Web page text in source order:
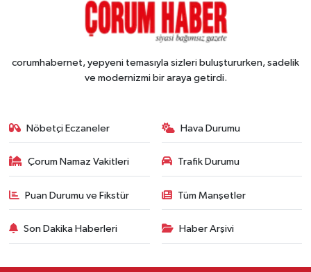
corumhabernet, yepyeni temasıyla sizleri buluştururken, sadelik
ve modernizmi bir araya getirdi.
Nöbetçi Eczaneler Hava Durumu
Çorum Namaz Vakitleri Trafik Durumu
Puan Durumu ve Fikstür Tüm Manşetler
Son Dakika Haberleri Haber Arşivi